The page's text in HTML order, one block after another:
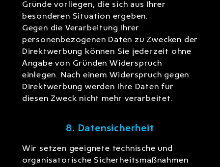
Gründe vorliegen, die sich aus Ihrer
besonderen Situation ergeben.
Gegen die Verarbeitung Ihrer
personenbezogenen Daten zu Zwecken der
Direktwerbung können Sie jederzeit ohne
Angabe von Gründen Widerspruch
einlegen. Nach einem Widerspruch gegen
Direktwerbung werden Ihre Daten für
diesen Zweck nicht mehr verarbeitet.
8. Datensicherheit
Wir setzen geeignete technische und
organisatorische Sicherheitsmaßnahmen